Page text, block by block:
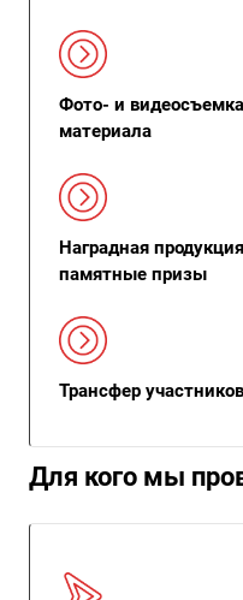
Фото- и
материала
Наградная
памятные призы
Трансфер
Для кого мы